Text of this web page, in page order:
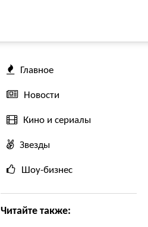
Главное
Новости
Кино и сериалы
Звезды
Шоу-бизнес
Читайте также: